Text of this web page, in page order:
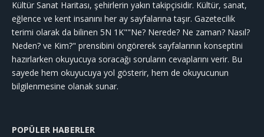
Kültür Sanat Haritası, şehirlerin yakın takipçisidir. Kültür, sanat,
eğlence ve kent insanını her ay sayfalarına taşır. Gazetecilik
terimi olarak da bilinen 5N 1K""Ne? Nerede? Ne zaman? Nasıl?
Neden? ve Kim?" prensibini öngörerek sayfalarının konseptini
hazırlarken okuyucuya soracağı soruların cevaplarını verir. Bu
sayede hem okuyucuya yol gösterir, hem de okuyucunun
bilgilenmesine olanak sunar.
POPÜLER HABERLER